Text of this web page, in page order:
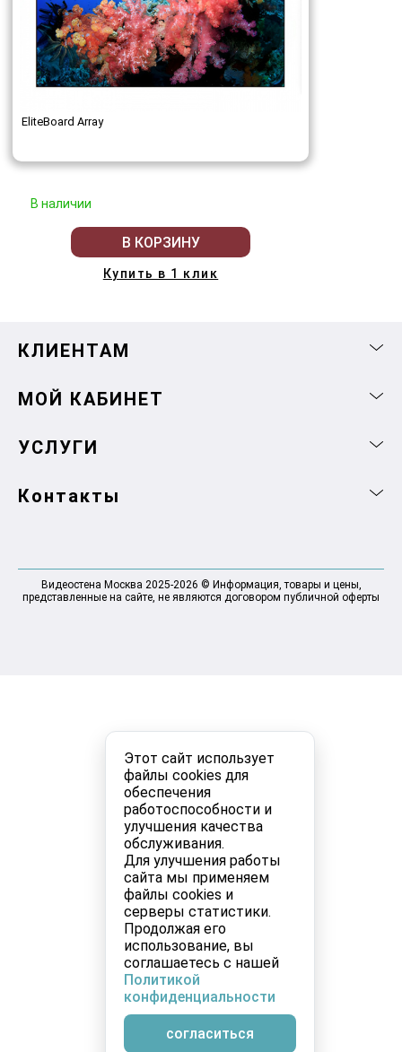
Этот сайт использует
файлы cookies для
обеспечения
работоспособности и
улучшения качества
обслуживания.
Для улучшения работы
сайта мы применяем
файлы cookies и
серверы статистики.
Продолжая его
использование, вы
соглашаетесь с нашей
Политикой
конфиденциальности
согласиться
EliteBoard Array
В наличии
В КОРЗИНУ
Купить в 1 клик
КЛИЕНТАМ
МОЙ КАБИНЕТ
УСЛУГИ
Контакты
Видеостена Москва 2025-2026 © Информация, товары и цены,
представленные на сайте, не являются договором публичной оферты